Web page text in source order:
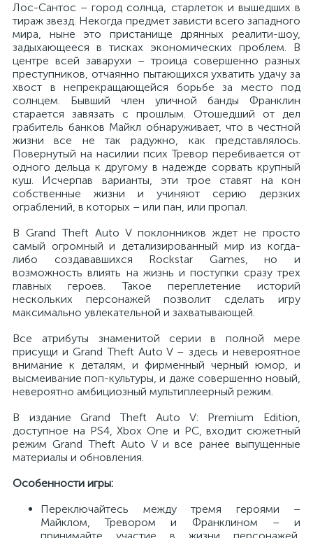
Лос-Сантос – город солнца, старлеток и вышедших в
тираж звезд. Некогда предмет зависти всего западного
мира, ныне это пристанище дрянных реалити-шоу,
задыхающееся в тисках экономических проблем. В
центре всей заварухи – троица совершенно разных
преступников, отчаянно пытающихся ухватить удачу за
хвост в непрекращающейся борьбе за место под
солнцем. Бывший член уличной банды Франклин
старается завязать с прошлым. Отошедший от дел
грабитель банков Майкл обнаруживает, что в честной
жизни все не так радужно, как представлялось.
Повернутый на насилии псих Тревор перебивается от
одного дельца к другому в надежде сорвать крупный
куш. Исчерпав варианты, эти трое ставят на кон
собственные жизни и учиняют серию дерзких
ограблений, в которых – или пан, или пропал.
В Grand Theft Auto V поклонников ждет не просто
самый огромный и детализированный мир из когда-
либо создававшихся Rockstar Games, но и
возможность влиять на жизнь и поступки сразу трех
главных героев. Такое переплетение историй
нескольких персонажей позволит сделать игру
максимально увлекательной и захватывающей.
Все атрибуты знаменитой серии в полной мере
присущи и Grand Theft Auto V – здесь и невероятное
внимание к деталям, и фирменный черный юмор, и
высмеивание поп-культуры, и даже совершенно новый,
невероятно амбициозный мультиплеерный режим.
В издание Grand Theft Auto V: Premium Edition,
доступное на PS4, Xbox One и PC, входит сюжетный
режим Grand Theft Auto V и все ранее выпущенные
материалы и обновления.
Особенности игры:
Переключайтесь между тремя героями –
Майклом, Тревором и Франклином – и